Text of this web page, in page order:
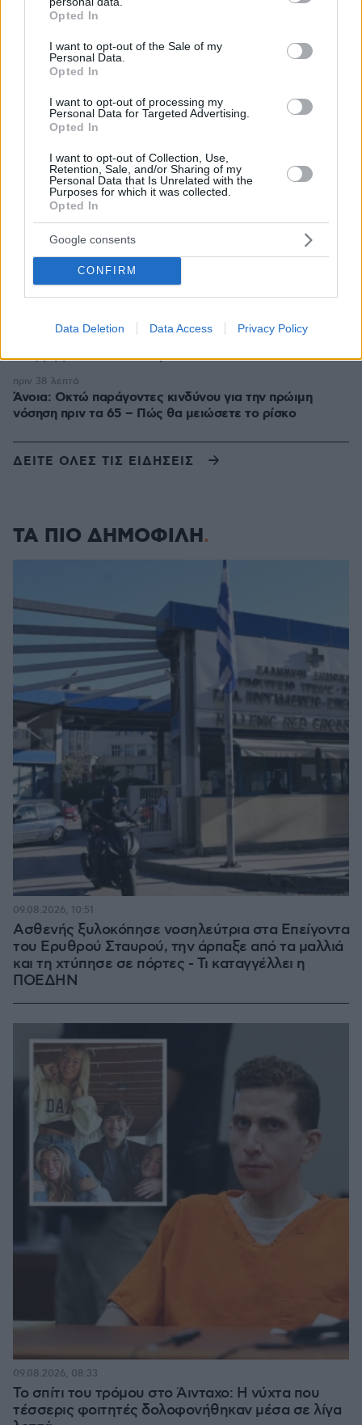
grant or deny consent to Google and its third-party tags to
use your data for below specified purposes in below Google
consent section.
Opted In
I want to opt-out of the Sale of my
Personal Data.
Opted In
I want to opt-out of processing my
Personal Data for Targeted Advertising.
Opted In
I want to opt-out of Collection, Use,
Retention, Sale, and/or Sharing of my
Personal Data that Is Unrelated with the
Purposes for which it was collected.
Opted In
Google consents
CONFIRM
Data Deletion Data Access Privacy Policy
παρατηρήσετε στην επιδερμίδα σας
πριν 9 λεπτά
Ο πλήρης οδηγός
πριν 9 λεπτά
βουτιές του καλοκαιριού
πριν 19 λεπτά
Πέθανε κτηνοτρόφος στη Λέσβο μετά τη θανάτωση του
κοπαδιού του λόγω αφθώδους πυρετού
πριν 22 λεπτά
Η Νικόλ Κίντμαν ανέβασε φωτογραφίες από τα
παρασκήνια του «Practical Magic 2» λίγο πριν από την
πολυαναμενόμενη πρεμιέρα
πριν 23 λεπτά
75χρονος βρέθηκε νεκρός δίπλα σε κάδους
απορριμμάτων στο Λουτράκι
πριν 27 λεπτά
Άνοια: Οκτώ παράγοντες κινδύνου για την πρώιμη
νόσηση πριν τα 65 – Πώς θα μειώσετε το ρίσκο
πριν 38 λεπτά
ΔΕΙΤΕ ΟΛΕΣ ΤΙΣ ΕΙΔΗΣΕΙΣ
ΤΑ ΠΙΟ ΔΗΜΟΦΙΛΗ
Ασθενής ξυλοκόπησε νοσηλεύτρια στα Επείγοντα
του Ερυθρού Σταυρού, την άρπαξε από τα μαλλιά
και τη χτύπησε σε πόρτες - Τι καταγγέλλει η
ΠΟΕΔΗΝ
09.08.2026, 10:51
Το σπίτι του τρόμου στο Άινταχο: Η νύχτα που
τέσσερις φοιτητές δολοφονήθηκαν μέσα σε λίγα
09.08.2026, 08:33